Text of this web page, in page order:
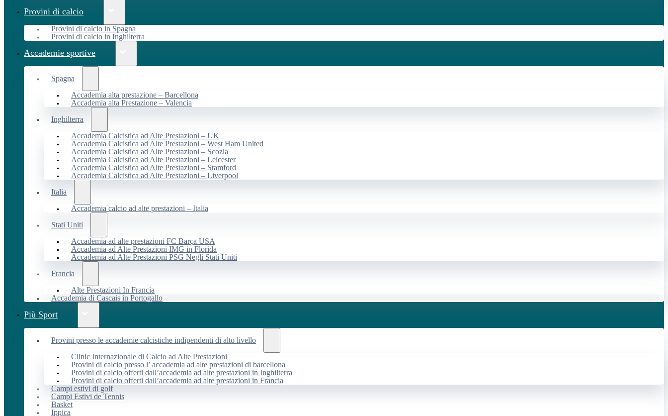
Provini di calcio
Provini di calcio in Spagna
Provini di calcio in Inghilterra
Accademie sportive
Spagna
Accademia alta prestazione – Barcellona
Accademia alta Prestazione – Valencia
Inghilterra
Accademia Calcistica ad Alte Prestazioni – UK
Accademia Calcistica ad Alte Prestazioni – West Ham United
Accademia Calcistica ad Alte Prestazioni – Scozia
Accademia Calcistica ad Alte Prestazioni – Leicester
Accademia Calcistica ad Alte Prestazioni – Stamford
Accademia Calcistica ad Alte Prestazioni – Liverpool
Italia
Accademia calcio ad alte prestazioni – Italia
Stati Uniti
Accademia ad alte prestazioni FC Barça USA
Accademia ad Alte Prestazioni IMG in Florida
Accademia ad Alte Prestazioni PSG Negli Stati Uniti
Francia
Alte Prestazioni In Francia
Accademia di Cascais in Portogallo
Più Sport
Provini presso le accademie calcistiche indipendenti di alto livello
Clinic Internazionale di Calcio ad Alte Prestazioni
Provini di calcio presso l’ accademia ad alte prestazioni di barcellona
Provini di calcio offerti dall’accademia ad alte prestazioni in Inghilterra
Provini di calcio offerti dall’accademia ad alte prestazioni in Francia
Campi estivi di golf
Campi Estivi de Tennis
Basket
Ippica